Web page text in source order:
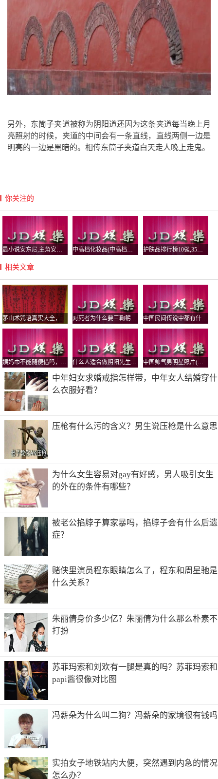
另外，东筒子夹道被称为阴阳道还因为这条夹道每当晚上月
亮照射的时候，夹道的中间会有一条直线，直线两侧一边是
明亮的一边是黑暗的。相传东筒子夹道白天走人晚上走鬼。
你关注的
最小说安东尼,主角安东小说 中高档化妆品(中高档化妆品牌哪些比较好) 护肤品排行榜10强,35岁护肤品排行榜10强
相关文章
茅山术咒语真实大全，茅山五鬼运财术揭秘 对死者为什么要三鞠躬，鞠躬的标准是弯腰多少度？ 中国民间传说中都有什么鬼，怨气最大的鬼有哪些？
姨妈巾不能随便借吗，为什么借了人家的卫生巾要还？ 什么人适合做阴阳先生，真实的民间阴阳先生是道教还是佛教？ 中国帅气男明星照片(中国超帅男明星图片)
中年妇女求婚戒指怎样带，中年女人结婚穿什
么衣服好看？
压枪有什么污的含义？男生说压枪是什么意思
为什么女生容易对gay有好感，男人吸引女生
的外在的条件有哪些？
被老公掐脖子算家暴吗，掐脖子会有什么后遗
症？
赌侠里演员程东眼睛怎么了，程东和周星驰是
什么关系？
朱丽倩身价多少亿？朱丽倩为什么那么朴素不
打扮
苏菲玛索和刘欢有一腿是真的吗？苏菲玛索和
papi酱很像对比图
冯薪朵为什么叫二狗？冯薪朵的家境很有钱吗
实拍女子地铁站内大便，突然遇到内急的情况
怎么办？